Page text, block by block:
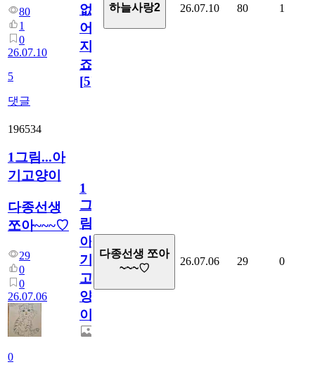
80
1
0
26.07.10
5
댓글
없
어
지
죠.?
[5]
하늘사랑2 26.07.10 80 1
196534
1그림...아
기고양이
다종선생
쪼아~~~♡
29
0
0
26.07.06
0
1
그
림...
아
기
고
양
이
다종선생 쪼아
~~~♡
26.07.06 29 0